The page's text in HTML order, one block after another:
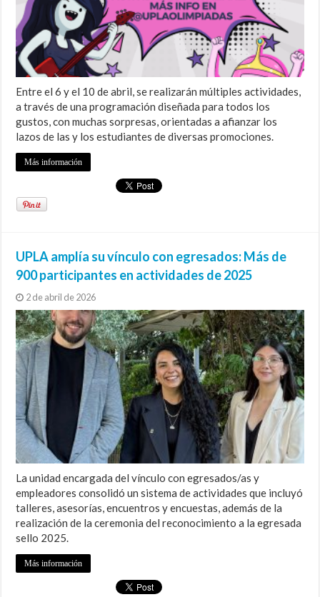
Entre el 6 y el 10 de abril, se realizarán múltiples actividades,
a través de una programación diseñada para todos los
gustos, con muchas sorpresas, orientadas a afianzar los
lazos de las y los estudiantes de diversas promociones.
Más información
UPLA amplía su vínculo con egresados: Más de
900 participantes en actividades de 2025
2 de abril de 2026
La unidad encargada del vínculo con egresados/as y
empleadores consolidó un sistema de actividades que incluyó
talleres, asesorías, encuentros y encuestas, además de la
realización de la ceremonia del reconocimiento a la egresada
sello 2025.
Más información